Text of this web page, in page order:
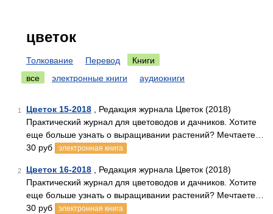
цветок
Толкование Перевод
Книги
все
электронные книги аудиокниги
1 Цветок 15-2018 , Редакция журнала Цветок (2018)
Практический журнал для цветоводов и дачников. Хотите
еще больше узнать о выращивании растений? Мечтаете…
30 руб
электронная книга
2 Цветок 16-2018 , Редакция журнала Цветок (2018)
Практический журнал для цветоводов и дачников. Хотите
еще больше узнать о выращивании растений? Мечтаете…
30 руб
электронная книга